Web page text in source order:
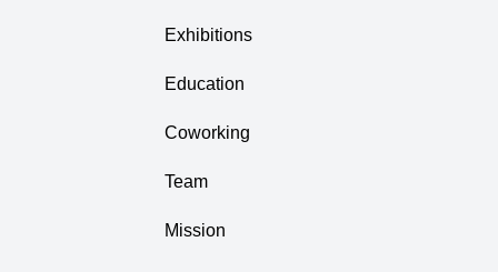
Exhibitions
Education
Coworking
Team
Mission